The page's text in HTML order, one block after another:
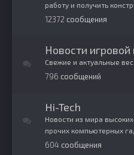
работу и получить
12372 сообщения
Новости игровой
Свежие и актуальные
796 сообщений
Hi-Tech
Новости из мира
прочих компьютерных
604 сообщения